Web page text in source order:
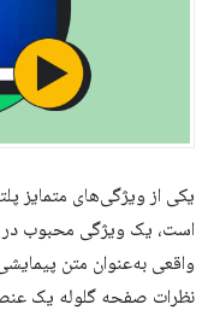
است، یک ویژگی محبوب در
واقعی به‌عنوان متن
نظرات صفحه گلوله یک